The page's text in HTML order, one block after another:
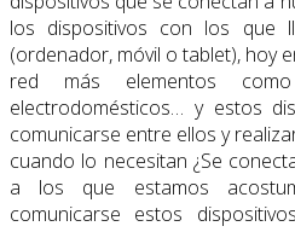
los dispositivos con los que
(ordenador, móvil o tablet), hoy
red más elementos como
electrodomésticos… y estos
comunicarse entre ellos y
cuando lo necesitan ¿Se
a los que estamos
comunicarse estos